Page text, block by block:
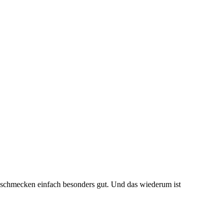
einfach besonders gut. Und das wiederum ist